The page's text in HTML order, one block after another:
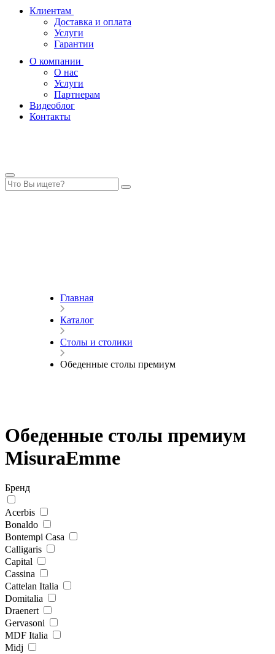
Клиентам
Доставка и оплата
Услуги
Гарантии
О компании
О нас
Услуги
Партнерам
Видеоблог
Контакты
Главная
Каталог
Столы и столики
Обеденные столы премиум
Обеденные столы премиум
MisuraEmme
Бренд
Acerbis
Bonaldo
Bontempi Casa
Calligaris
Capital
Cassina
Cattelan Italia
Domitalia
Draenert
Gervasoni
MDF Italia
Midj